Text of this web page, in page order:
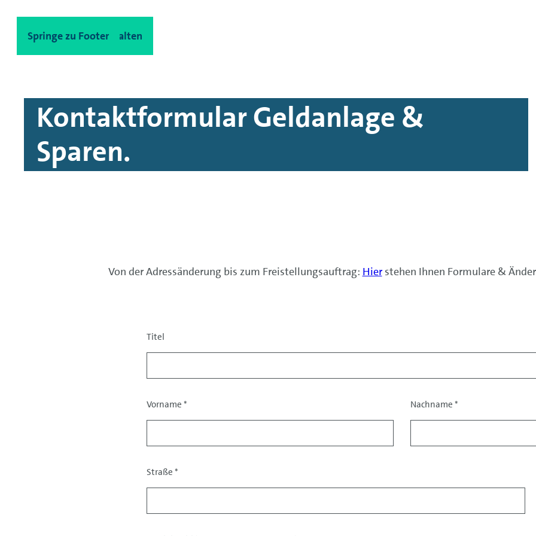
Spinge zu Hauptinhalten
Springe zu Footer
Kontaktformular Geldanlage &
Sparen.
Von der Adressänderung bis zum Freistellungsauftrag: Hierstehen Ihnen Formulare &
Anrede
Titel
Vorname* Nachname *
Adresse
Straße*